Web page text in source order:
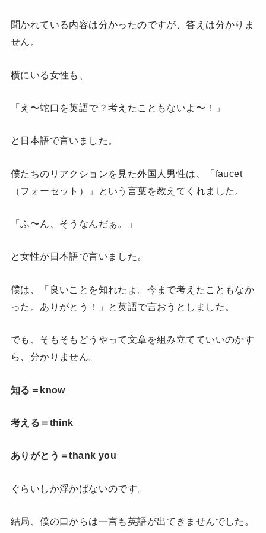
聞かれている内容は分かったのですが、答えは分かりま
せん。
横にいる女性も、
「え〜蛇口を英語で？考えたこともないよ〜！ 」
と日本語で言いました。
僕たちのリアクションを見た外国人男性は、「faucet
（フォーセット）」という言葉を教えてくれました。
「ふ〜ん、そうなんだぁ。」
と女性が日本語で言いました。
僕は、「良いことを知れたよ。今まで考えたこともなか
った。ありがとう！」と英語で言おうとしました。
でも、そもそもどうやって文章を組み立てていいのかす
ら、分かりません。
知る＝know
考える＝think
ありがとう＝thank you
ぐらいしか浮かばないのです。
結局、僕の口からは一言も英語が出てきませんでした。